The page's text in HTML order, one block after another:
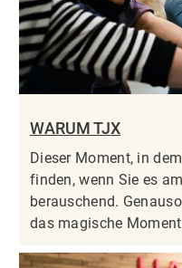
WARUM TJX
Dieser Moment, in
finden, wenn Sie es
berauschend.
das magische